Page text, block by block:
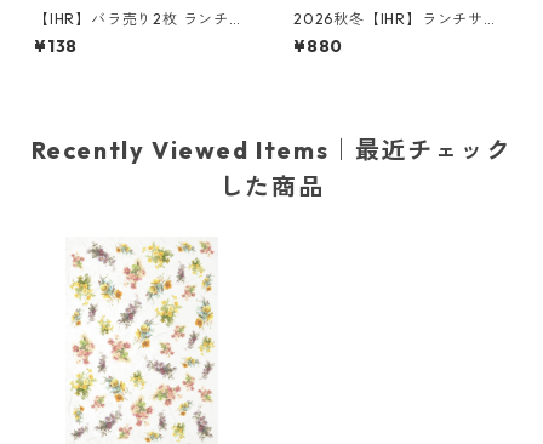
【IHR】バラ売り2枚 ランチサ
イズ ペーパーナプキン CATS
WITH HATS ホワイト Anita J
¥138
2026秋冬【IHR】ランチサイ
ズ ペーパーナプキン PLAYING
CATS ホワイト Anita Jeram
¥880
Recently Viewed Items｜最近チェック
した商品